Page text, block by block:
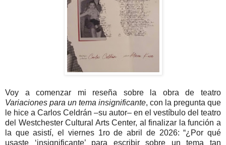
Voy a comenzar mi reseña sobre la obra de teatro
Variaciones para un tema insignificante, con la pregunta que
le hice a Carlos Celdrán –su autor– en el vestíbulo del teatro
del Westchester Cultural Arts Center, al finalizar la función a
la que asistí, el viernes 1ro de abril de 2026: “¿Por qué
usaste ‘insignificante’ para escribir sobre un tema tan